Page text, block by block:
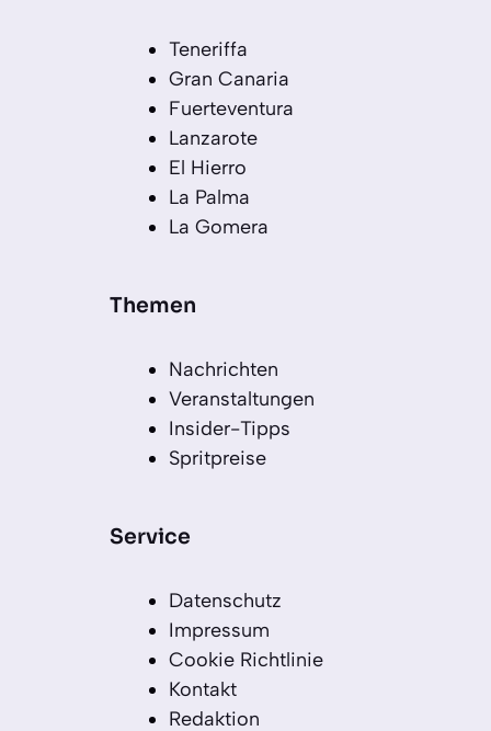
Teneriffa
Gran Canaria
Fuerteventura
Lanzarote
El Hierro
La Palma
La Gomera
Themen
Nachrichten
Veranstaltungen
Insider-Tipps
Spritpreise
Service
Datenschutz
Impressum
Cookie Richtlinie
Kontakt
Redaktion